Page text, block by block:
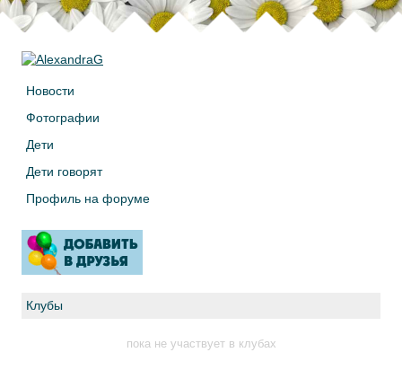
Новости
Фотографии
Дети
Дети говорят
Профиль на форуме
Клубы
пока не участвует в клубах